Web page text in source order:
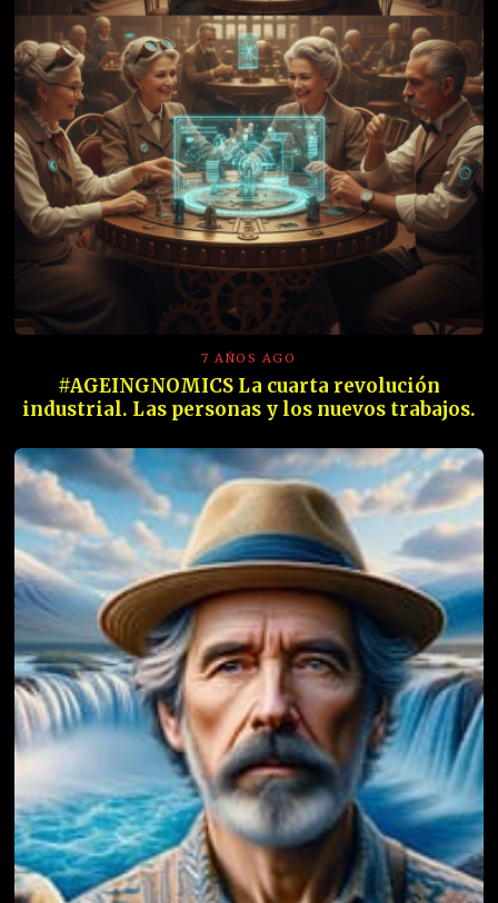
7 AÑOS AGO
#AGEINGNOMICS La cuarta revolución
industrial. Las personas y los nuevos trabajos.